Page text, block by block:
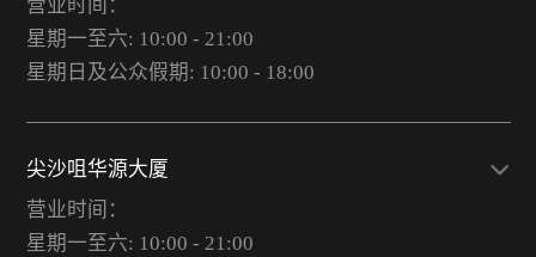
营业时间：
星期一至六: 10:00 - 21:00
星期日及公众假期: 10:00 - 18:00
尖沙咀华源大厦
营业时间：
星期一至六: 10:00 - 21:00